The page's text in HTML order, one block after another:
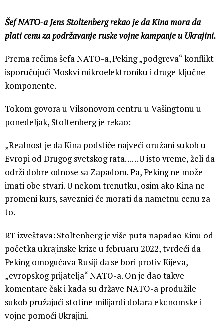
Šef NATO-a Jens Stoltenberg rekao je da Kina mora da
plati cenu za podržavanje ruske vojne kampanje u Ukrajini.
Prema rečima šefa NATO-a, Peking „podgreva“ konflikt
isporučujući Moskvi mikroelektroniku i druge ključne
komponente.
Tokom govora u Vilsonovom centru u Vašingtonu u
ponedeljak, Stoltenberg je rekao:
„Realnost je da Kina podstiče najveći oružani sukob u
Evropi od Drugog svetskog rata……U isto vreme, želi da
održi dobre odnose sa Zapadom. Pa, Peking ne može
imati obe stvari. U nekom trenutku, osim ako Kina ne
promeni kurs, saveznici će morati da nametnu cenu za
to.
RT izveštava: Stoltenberg je više puta napadao Kinu od
početka ukrajinske krize u februaru 2022, tvrdeći da
Peking omogućava Rusiji da se bori protiv Kijeva,
„evropskog prijatelja“ NATO-a. On je dao takve
komentare čak i kada su države NATO-a produžile
sukob pružajući stotine milijardi dolara ekonomske i
vojne pomoći Ukrajini.